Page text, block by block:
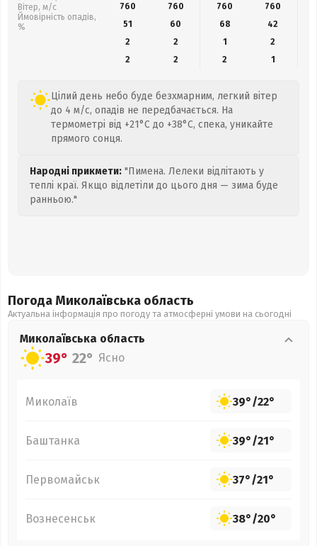
Вітер, м/с
Ймовірність опадів,
%
760
760 760 760
51
60 68 42
2
2 1
2
2
2 2 1
Цілий день небо буде безхмарним, легкий вітер
до 4 м/с, опадів не передбачається. На
термометрі від +21°C до +38°C, спека, уникайте
прямого сонця.
Народні прикмети: "Пимена. Лелеки відлітають у
теплі краї. Якщо відлетіли до цього дня — зима буде
ранньою."
Погода Миколаївська область
Актуальна інформація про погоду та атмосферні умови на сьогодні
Миколаївська область
39° 22° Ясно
Миколаїв 39°/22°
Баштанка 39°/21°
Первомайськ 37°/21°
Вознесенськ 38°/20°